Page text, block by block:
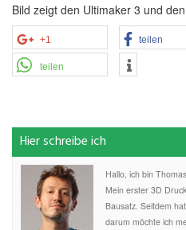
Bild zeigt den Ultimaker 3 und
+1 teilen
teilen
Hier schreibe ich
Hallo, ich bin
Mein erster 3D
Bausatz. Seitdem
darum möchte ich